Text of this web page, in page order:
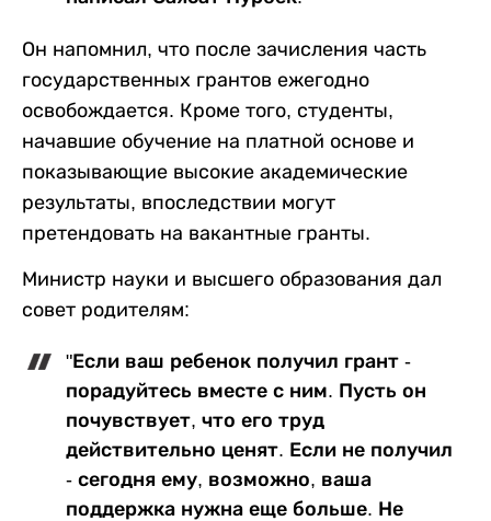
Он напомнил, что после зачисления часть
государственных грантов ежегодно
освобождается. Кроме того, студенты,
начавшие обучение на платной основе и
показывающие высокие академические
результаты, впоследствии могут
претендовать на вакантные гранты.
Министр науки и высшего образования дал
совет родителям:
"Если ваш ребенок получил грант -
порадуйтесь вместе с ним. Пусть он
почувствует, что его труд
действительно ценят. Если не получил
- сегодня ему, возможно, ваша
поддержка нужна еще больше. Не